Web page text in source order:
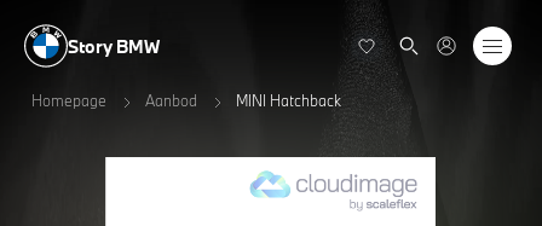
Story BMW
Homepage Aanbod MINI Hatchback